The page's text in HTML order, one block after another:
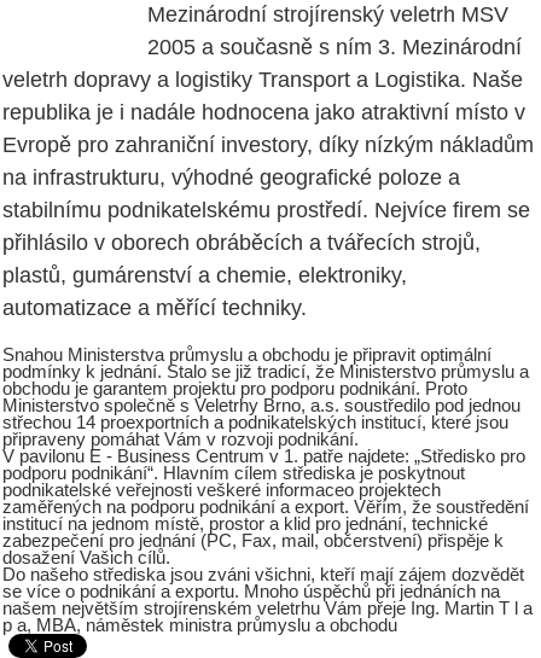
Mezinárodní strojírenský veletrh MSV
2005 a současně s ním 3. Mezinárodní
veletrh dopravy a logistiky Transport a Logistika. Naše
republika je i nadále hodnocena jako atraktivní místo v
Evropě pro zahraniční investory, díky nízkým nákladům
na infrastrukturu, výhodné geografické poloze a
stabilnímu podnikatelskému prostředí. Nejvíce firem se
přihlásilo v oborech obráběcích a tvářecích strojů,
plastů, gumárenství a chemie, elektroniky,
automatizace a měřící techniky.
Snahou Ministerstva průmyslu a obchodu je připravit optimální
podmínky k jednání. Stalo se již tradicí, že Ministerstvo průmyslu a
obchodu je garantem projektu pro podporu podnikání. Proto
Ministerstvo společně s Veletrhy Brno, a.s. soustředilo pod jednou
střechou 14 proexportních a podnikatelských institucí, které jsou
připraveny pomáhat Vám v rozvoji podnikání.
V pavilonu E - Business Centrum v 1. patře najdete: „Středisko pro
podporu podnikání“. Hlavním cílem střediska je poskytnout
podnikatelské veřejnosti veškeré informaceo projektech
zaměřených na podporu podnikání a export. Věřím, že soustředění
institucí na jednom místě, prostor a klid pro jednání, technické
zabezpečení pro jednání (PC, Fax, mail, občerstvení) přispěje k
dosažení Vašich cílů.
Do našeho střediska jsou zváni všichni, kteří mají zájem dozvědět
se více o podnikání a exportu. Mnoho úspěchů při jednáních na
našem největším strojírenském veletrhu Vám přeje Ing. Martin T l a
p a, MBA, náměstek ministra průmyslu a obchodu